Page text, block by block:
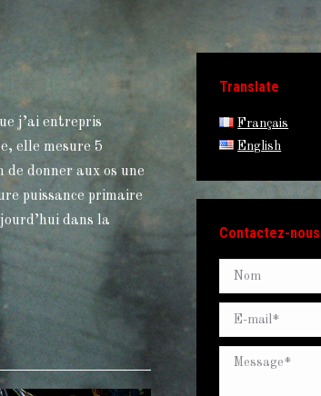
j’ai entrepris
elle mesure 5
donner aux os une
puissance primaire
dans la
Translate
Français
English
Contactez-nous